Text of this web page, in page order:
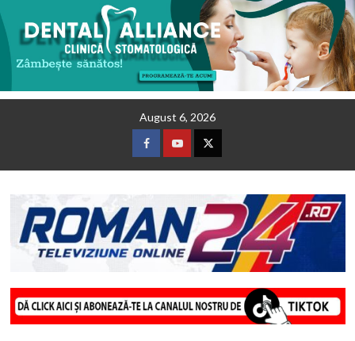
August 6, 2026
FacebookYoutubeTwitter